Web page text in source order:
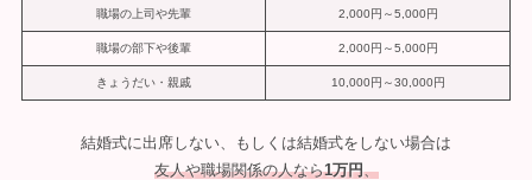
職場の上司や先輩 2,000円～5,000円
職場の部下や後輩 2,000円～5,000円
きょうだい・親戚 10,000円～30,000円
結婚式に出席しない、もしくは結婚式をしない場合は
友人や職場関係の人なら1万円、